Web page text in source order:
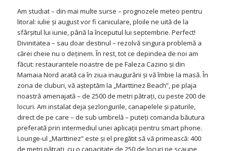
Am studiat – din mai multe surse – prognozele meteo pentru
litoral: iulie şi august vor fi caniculare, ploile ne uită de la
sfârşitul lui iunie, până la începutul lui septembrie. Perfect!
Divinitatea – sau doar destinul – rezolvă singura problemă a
cărei cheie nu o deţinem. În rest, tot ce depindea de noi am
făcut: restaurantele noastre de pe Faleza Cazino şi din
Mamaia Nord arată ca în ziua inaugurării şi vă îmbie la masă. În
zona de cluburi, vă aşteptăm la „Marttinez Beach”, pe plaja
noastră amenajată – de 2500 de metri pătraţi, cu peste 200 de
locuri. Am instalat deja şezlongurile, canapelele şi paturile,
direct de pe care – de sub umbrelă – puteţi comanda băutura
preferată prin intermediul unei aplicaţii pentru smart phone.
Lounge-ul „Marttinez” este şi el pregătit să vă primească: 400
de metri pătraţi, cu o capacitate de 250 de locuri pe scaune,